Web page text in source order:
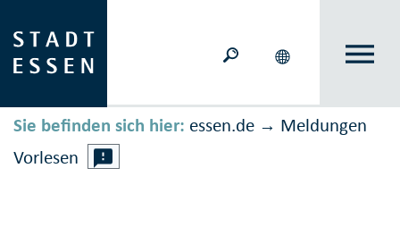
Sie befinden sich hier: essen.de → Meldungen
Vorlesen